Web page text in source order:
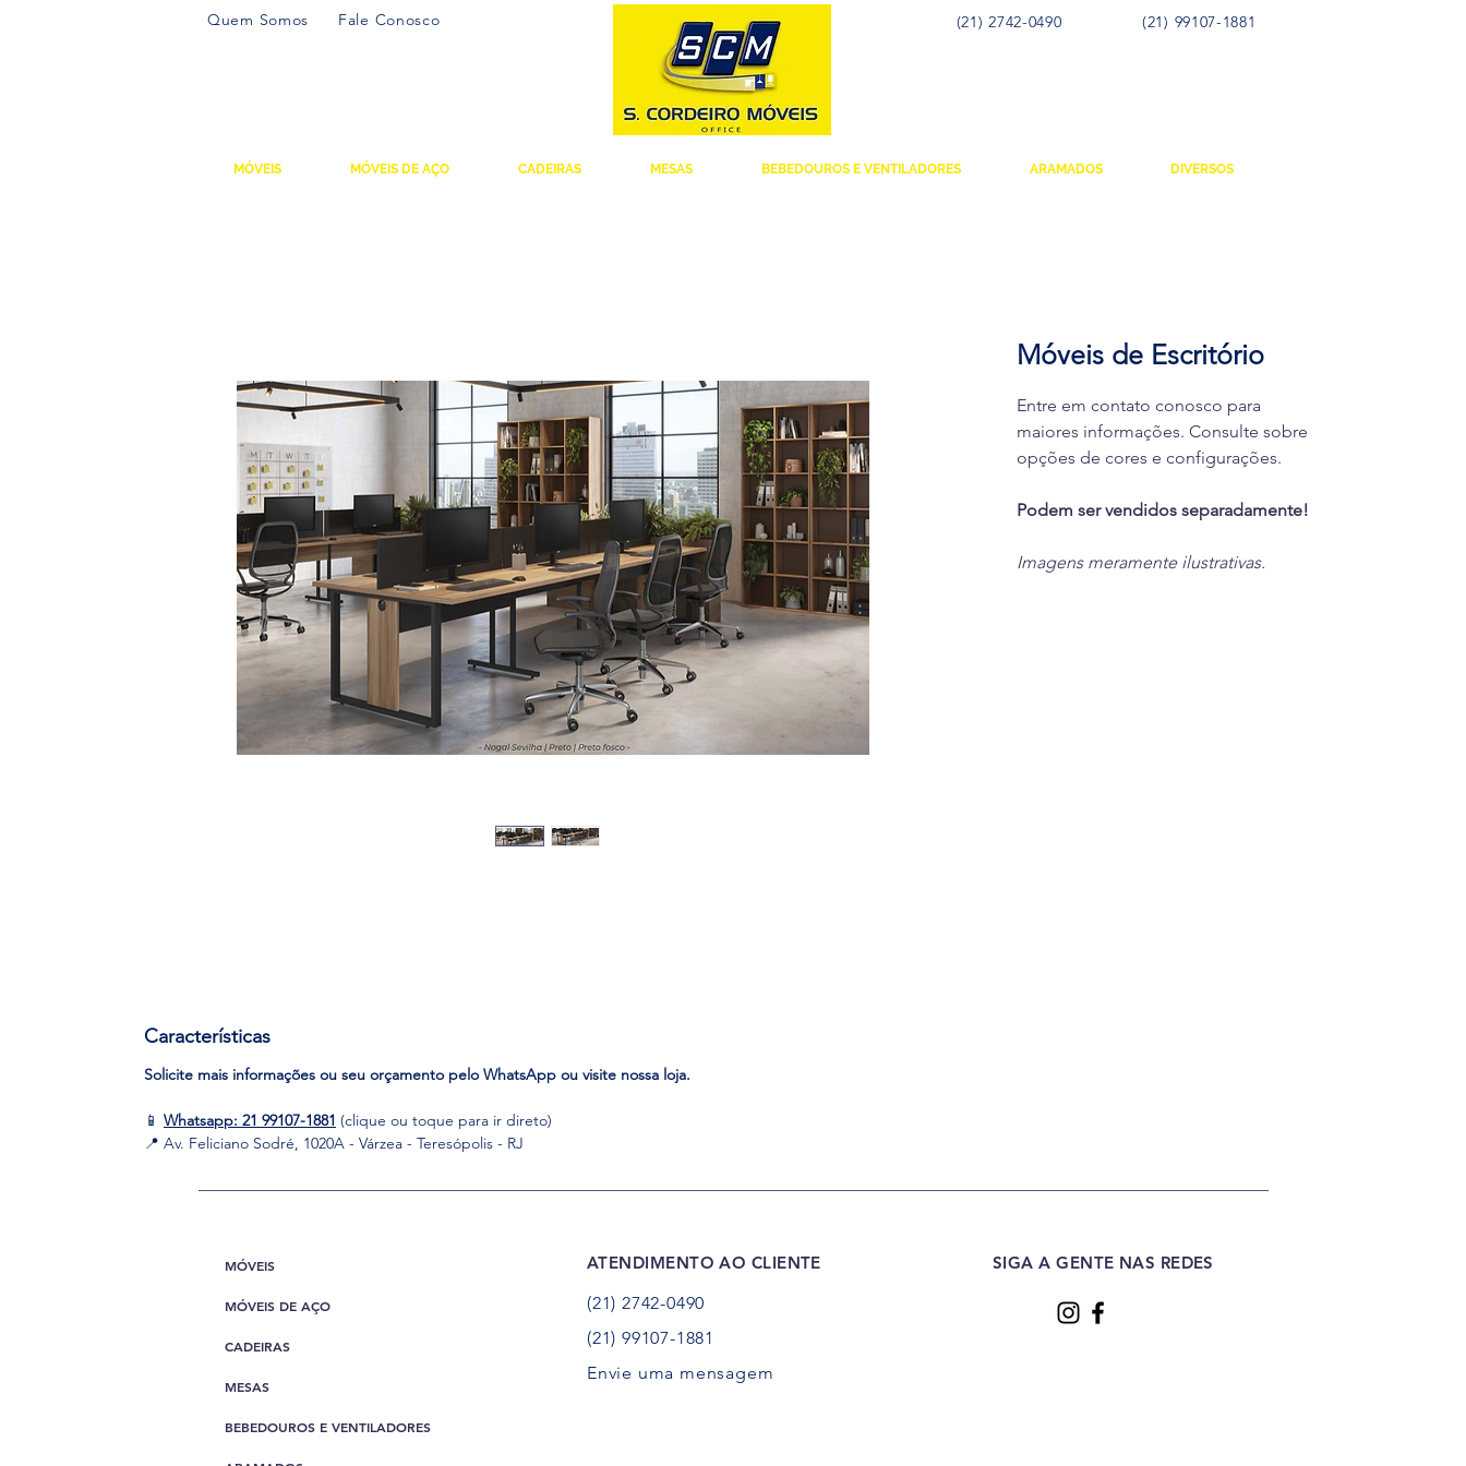
MÓVEIS MÓVEIS DE AÇO CADEIRAS MESAS BEBEDOUROS E VENTILADORES ARAMADOS DIVERSOS
Quem Somos Fale Conosco (21) 2742-0490 (21) 99107-1881
Móveis de Escritório
Entre em contato conosco para
maiores informações. Consulte sobre
opções de cores e configurações.
Podem ser vendidos separadamente!
Imagens meramente ilustrativas.
Características
Solicite mais informações ou seu orçamento pelo WhatsApp ou visite nossa loja.
📱 Whatsapp: 21 99107-1881 (clique ou toque para ir direto)
📍 Av. Feliciano Sodré, 1020A - Várzea - Teresópolis - RJ
MÓVEIS
MÓVEIS DE AÇO
CADEIRAS
MESAS
BEBEDOUROS E VENTILADORES
ATENDIMENTO AO CLIENTE
(21) 2742-0490
(21) 99107-1881
Envie uma mensagem
SIGA A GENTE NAS REDES